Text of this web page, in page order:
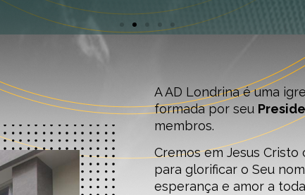
A AD Londrina é uma
formada por seu
membros.
Cremos em Jesus
para glorificar o Seu
esperança e amor a